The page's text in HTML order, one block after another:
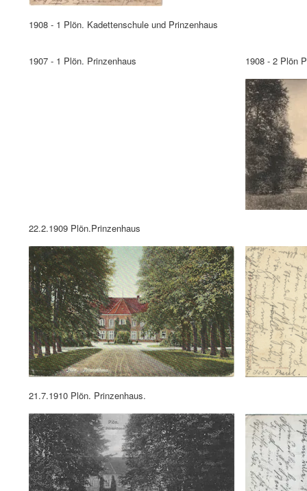
1908 - 1 Plön. Kadettenschule und Prinzenhaus
1907 - 1 Plön. Prinzenhaus 1908 - 2 Plön
22.2.1909 Plön.Prinzenhaus
21.7.1910 Plön. Prinzenhaus.